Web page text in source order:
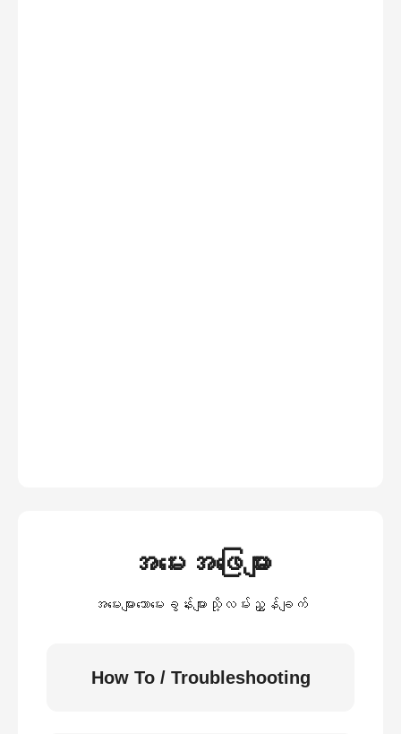
အမေးအဖြေများ
အမေးများသောမေးခွန်းများသို့လမ်းညွှန်ချက်
How To / Troubleshooting